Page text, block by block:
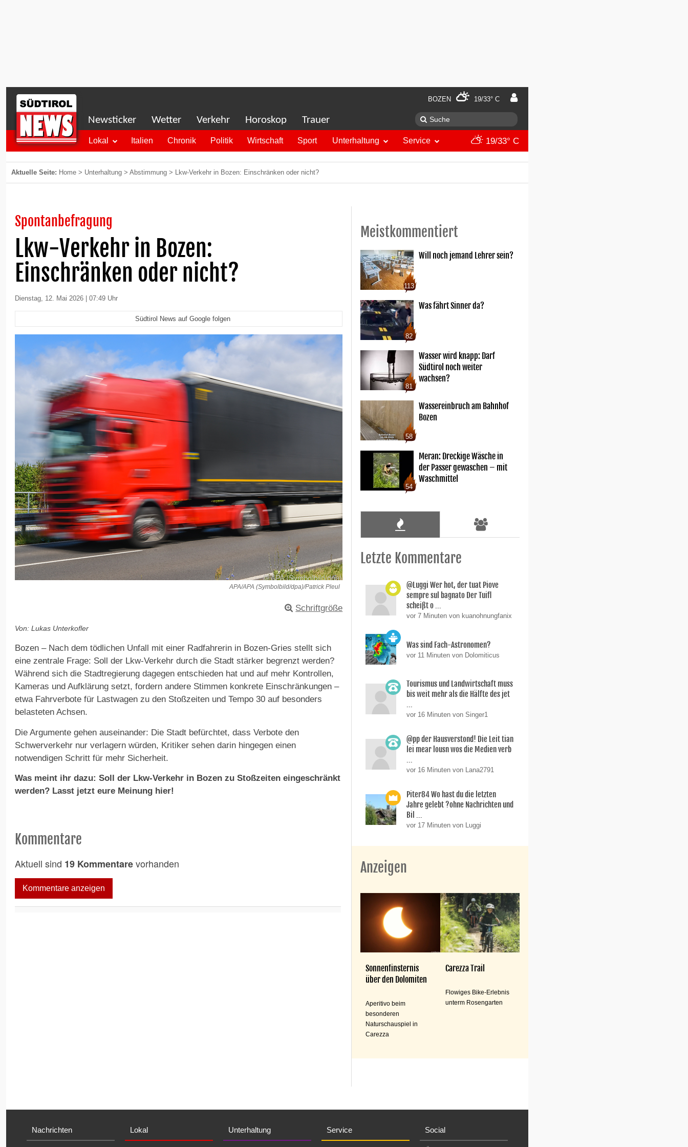
BOZEN 19/33° C
Newsticker Wetter Verkehr Horoskop Trauer
Lokal Italien Chronik Politik Wirtschaft Sport Unterhaltung Service 19/33° C
Aktuelle Seite: Home > Unterhaltung > Abstimmung > Lkw-Verkehr in Bozen: Einschränken oder nicht?
Spontanbefragung
Lkw-Verkehr in Bozen:
Einschränken oder nicht?
Dienstag, 12. Mai 2026 | 07:49 Uhr
Südtirol News auf Google folgen
APA/APA (Symbolbild/dpa)/Patrick Pleul
Schriftgröße
Von: Lukas Unterkofler
Bozen – Nach dem tödlichen Unfall mit einer Radfahrerin in Bozen-Gries stellt sich
eine zentrale Frage: Soll der Lkw-Verkehr durch die Stadt stärker begrenzt werden?
Während sich die Stadtregierung dagegen entschieden hat und auf mehr Kontrollen,
Kameras und Aufklärung setzt, fordern andere Stimmen konkrete Einschränkungen –
etwa Fahrverbote für Lastwagen zu den Stoßzeiten und Tempo 30 auf besonders
belasteten Achsen.
Die Argumente gehen auseinander: Die Stadt befürchtet, dass Verbote den
Schwerverkehr nur verlagern würden, Kritiker sehen darin hingegen einen
notwendigen Schritt für mehr Sicherheit.
Was meint ihr dazu: Soll der Lkw-Verkehr in Bozen zu Stoßzeiten eingeschränkt
werden? Lasst jetzt eure Meinung hier!
Kommentare
Aktuell sind 19 Kommentarevorhanden
Kommentare anzeigen
Meistkommentiert
113
Will noch jemand Lehrer sein?
82
Was fährt Sinner da?
81
Wasser wird knapp: Darf
Südtirol noch weiter
wachsen?
58
Wassereinbruch am Bahnhof
Bozen
54
Meran: Dreckige Wäsche in
der Passer gewaschen – mit
Waschmittel
Letzte Kommentare
@Luggi Wer hot, der tuat Piove
sempre sul bagnato Der Tuifl
scheißt o ...
vor 7 Minuten von kuanohnungfanix
Was sind Fach-Astronomen?
vor 11 Minuten von Dolomiticus
Tourismus und Landwirtschaft muss
bis weit mehr als die Hälfte des jet
...
vor 16 Minuten von Singer1
@pp der Hausverstond! Die Leit tian
lei mear lousn wos die Medien verb
...
vor 16 Minuten von Lana2791
Piter84 Wo hast du die letzten
Jahre gelebt ?ohne Nachrichten und
Bil ...
vor 17 Minuten von Luggi
Anzeigen
Sonnenfinsternis
über den Dolomiten
Aperitivo beim
besonderen
Naturschauspiel in
Carezza
Carezza Trail
Flowiges Bike-Erlebnis
unterm Rosengarten
Nachrichten Lokal Unterhaltung Service Social